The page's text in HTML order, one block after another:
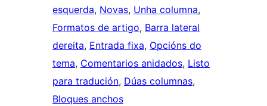
esquerda, Novas, Unha columna
Formatos de artigo, Barra lateral
dereita, Entrada fixa, Opcións do
tema, Comentarios anidados, Listo
para tradución, Dúas columnas
Bloques anchos